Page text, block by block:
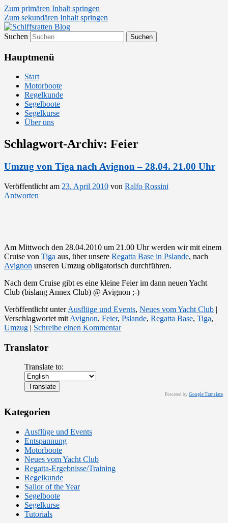
Zum primären Inhalt springen
Zum sekundären Inhalt springen
Schiffsratten Blog
Segelsport in Second Life
Suchen
Hauptmenü
Start
Motorboote
Regelkunde
Segelboote
Segelkurse
Über uns
Schlagwort-Archiv: Feier
Umzug von Tiga nach Avignon – 28.04. 21.00 Uhr
Veröffentlicht am 23. April 2010 von Ralfo Rossini
Antworten
Am Mittwoch den 28.04.2010 um 21.00 Uhr werden wir mit einem
Cruise von Tiga aus, über unsere Regatta Base in Pslande, nach
Avignon unseren Umzug obligatorisch durchführen.
Nach dem Cruise gibt es eine kleine Feier im dann neuen Yacht
Club (bislang Annex Club) @ Avignon ;-)
Veröffentlicht unter Ausflüge und Events, Neues vom Yacht Club |
Verschlagwortet mit Avignon, Feier, Pslande, Regatta Base, Tiga,
Umzug | Schreibe einen Kommentar
Translator
Translate to:
Powered by Google Translate.
Kategorien
Ausflüge und Events
Entspannung
Motorboote
Neues vom Yacht Club
Regatta-Ergebnisse/Training
Regelkunde
Sailor of the Year
Segelboote
Segelkurse
Tutorials